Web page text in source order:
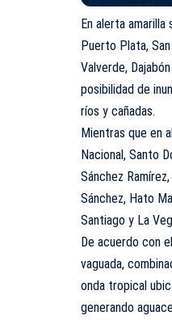
En alerta
Puerto Plata,
Valverde,
posibilidad de
ríos y cañadas.
Mientras que en
Nacional, Santo
Sánchez
Sánchez, Hato
Santiago y La
De acuerdo con
vaguada,
onda tropical
generando